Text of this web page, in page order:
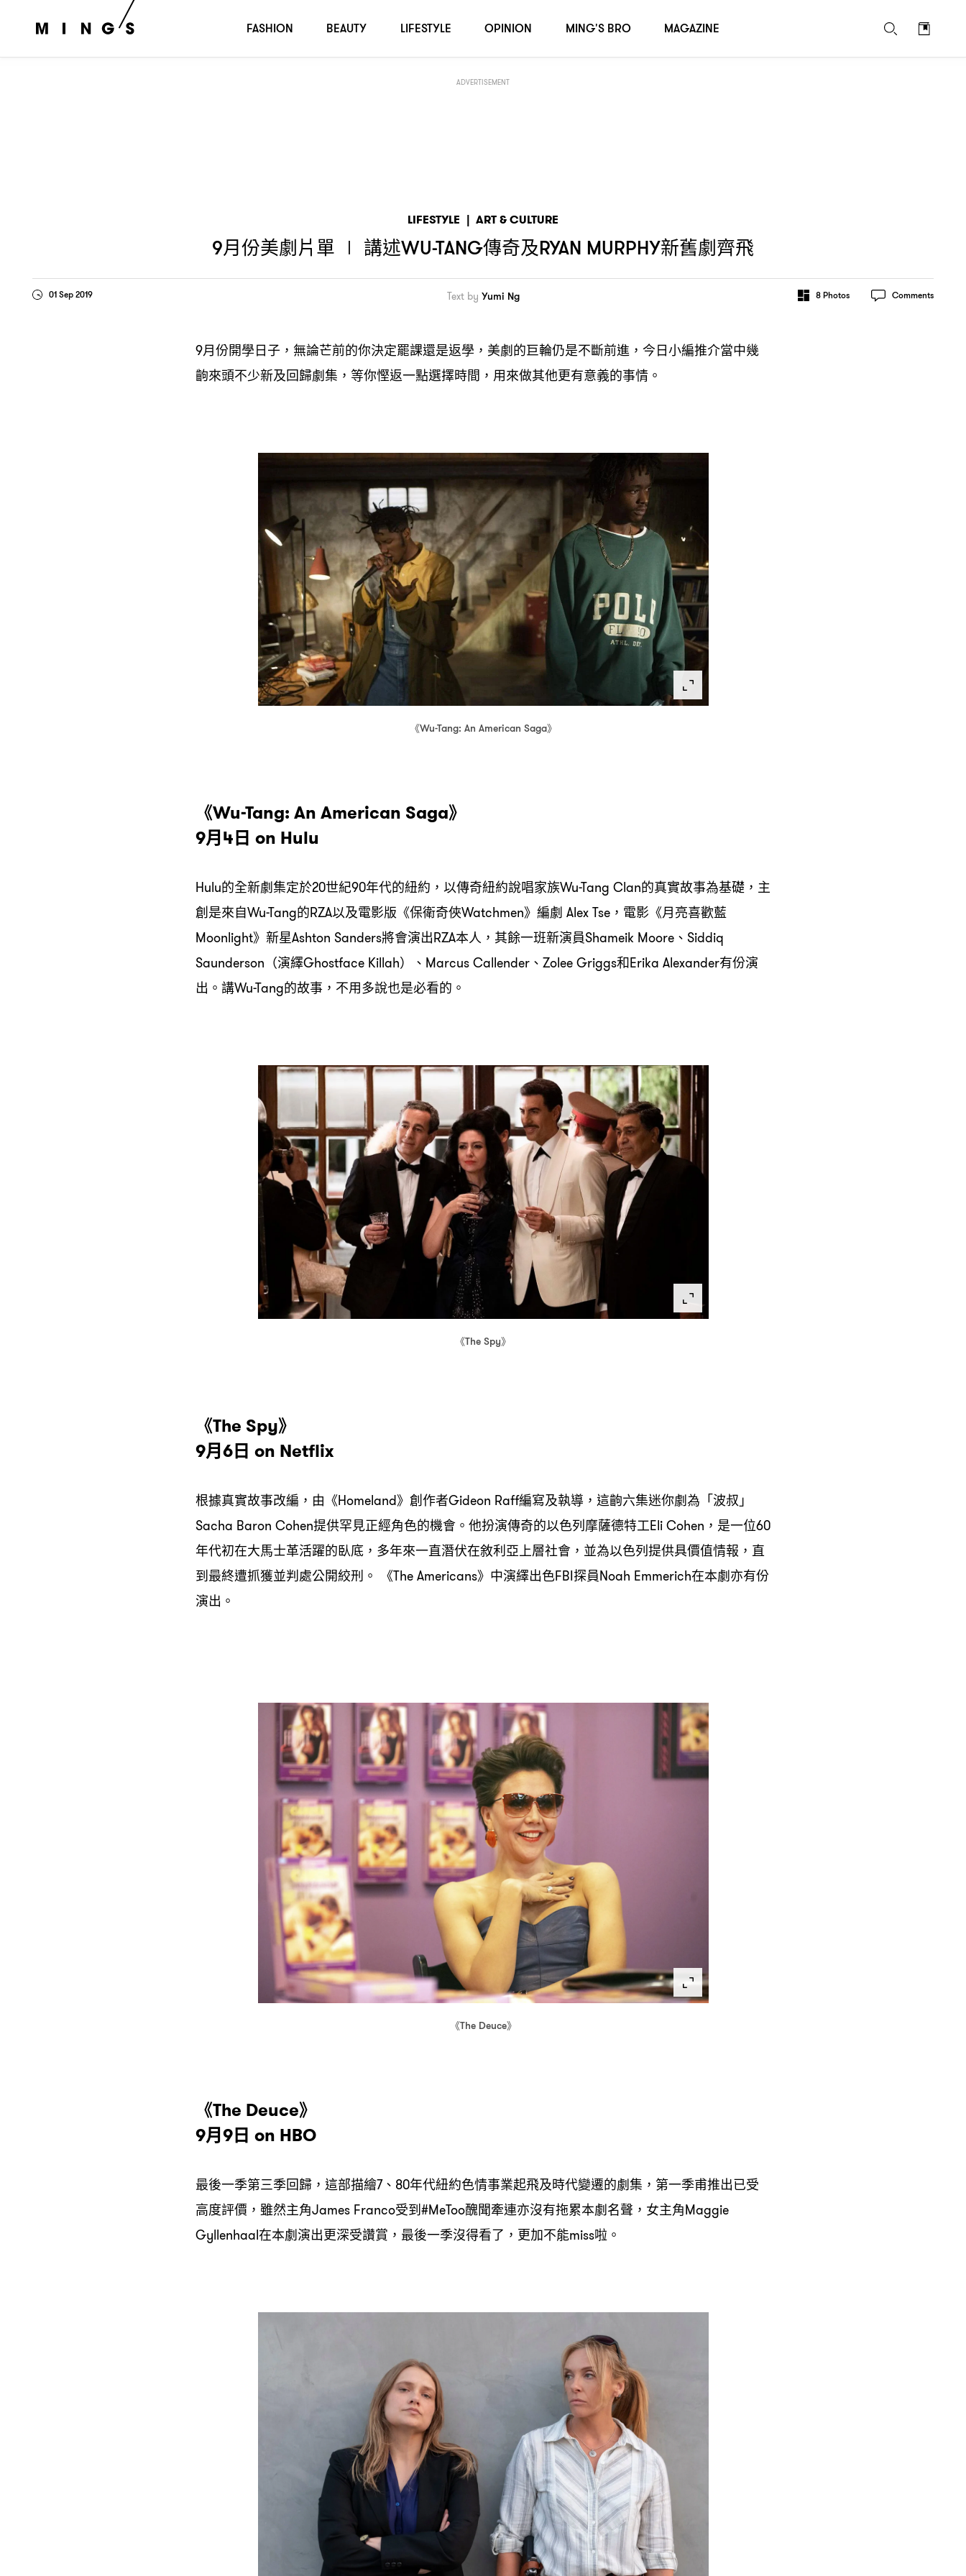
ADVERTISEMENT
LIFESTYLE | ART & CULTURE
9月份美劇片單 ∣ 講述WU-TANG傳奇及RYAN MURPHY新舊劇齊飛
01 Sep 2019 Text by Yumi Ng 8Photos Comments
9月份開學日子 ， 無論芒前的你決定罷課還是返學 ， 美劇的巨輪仍是不斷前進 ， 今日小編推介當中幾
齣來頭不少新及回歸劇集 ， 等你慳返一點選擇時間 ， 用來做其他更有意義的事情。
《Wu-Tang: An American Saga》
《Wu-Tang: An American Saga》
9月4日 on Hulu
Hulu的全新劇集定於20世紀90年代的紐約 ， 以傳奇紐約說唱家族Wu-Tang Clan的真實故事為基礎 ， 主
創是來自Wu-Tang的RZA以及電影版《保衛奇俠Watchmen》編劇 Alex Tse， 電影《月亮喜歡藍
Moonlight》新星Ashton Sanders將會演出RZA本人 ， 其餘一班新演員Shameik Moore 、 Siddiq
Saunderson（演繹Ghostface Killah） 、 Marcus Callender 、 Zolee Griggs和Erika Alexander有份演
出。講Wu-Tang的故事 ， 不用多說也是必看的。
《The Spy》
《The Spy》
9月6日 on Netflix
根據真實故事改編 ， 由《Homeland》創作者Gideon Raff編寫及執導 ， 這齣六集迷你劇為「波叔」
Sacha Baron Cohen提供罕見正經角色的機會。他扮演傳奇的以色列摩薩德特工Eli Cohen， 是一位60
年代初在大馬士革活躍的臥底 ， 多年來一直潛伏在敘利亞上層社會 ， 並為以色列提供具價值情報 ， 直
到最終遭抓獲並判處公開絞刑。
《The Americans》中演繹出色FBI探員Noah Emmerich在本劇亦有份
演出。
《The Deuce》
《The Deuce》
9月9日 on HBO
最後一季第三季回歸 ， 這部描繪7、 80年代紐約色情事業起飛及時代變遷的劇集 ， 第一季甫推出已受
高度評價 ， 雖然主角James Franco受到#MeToo醜聞牽連亦沒有拖累本劇名聲 ， 女主角Maggie
Gyllenhaal在本劇演出更深受讚賞 ， 最後一季沒得看了 ， 更加不能miss啦。
FASHION BEAUTY LIFESTYLE OPINION MING'S BRO MAGAZINE
月份美劇片單∣ Ryan Murphy